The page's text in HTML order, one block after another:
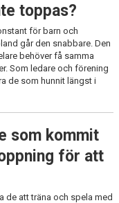
toppas?
för barn och
går den snabbare. Den
behöver få samma
Som ledare och förening
de som hunnit längst i
som kommit
för att
de att träna och spela med